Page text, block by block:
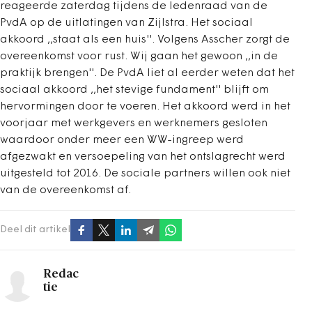
reageerde zaterdag tijdens de ledenraad van de
PvdA op de uitlatingen van Zijlstra. Het sociaal
akkoord ,,staat als een huis''. Volgens Asscher zorgt de
overeenkomst voor rust. Wij gaan het gewoon ,,in de
praktijk brengen''. De PvdA liet al eerder weten dat het
sociaal akkoord ,,het stevige fundament'' blijft om
hervormingen door te voeren. Het akkoord werd in het
voorjaar met werkgevers en werknemers gesloten
waardoor onder meer een WW-ingreep werd
afgezwakt en versoepeling van het ontslagrecht werd
uitgesteld tot 2016. De sociale partners willen ook niet
van de overeenkomst af.
Deel dit artikel
Redac
tie